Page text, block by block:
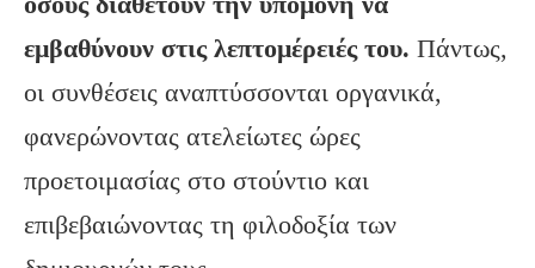
εμβαθύνουν στις λεπτομέρειές του. Πάντως,
οι συνθέσεις αναπτύσσονται οργανικά,
φανερώνοντας ατελείωτες ώρες
προετοιμασίας στο στούντιο και
επιβεβαιώνοντας τη φιλοδοξία των